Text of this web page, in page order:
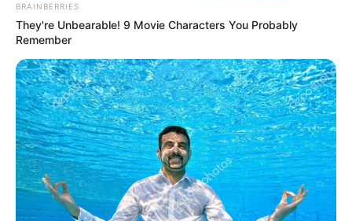
Supermercado da Rede Avenida de Cândido Mota é
roubado.
Mais de 320 casos de dengue confirmados em Assis
BRAINBERRIES
They're Unbearable! 9 Movie Characters You Probably
Remember